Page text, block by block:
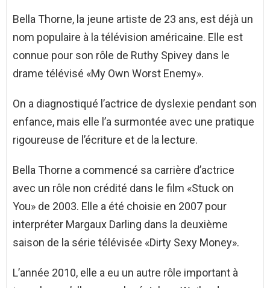
Bella Thorne, la jeune artiste de 23 ans, est déjà un
nom populaire à la télévision américaine. Elle est
connue pour son rôle de Ruthy Spivey dans le
drame télévisé «My Own Worst Enemy».
On a diagnostiqué l’actrice de dyslexie pendant son
enfance, mais elle l’a surmontée avec une pratique
rigoureuse de l’écriture et de la lecture.
Bella Thorne a commencé sa carrière d’actrice
avec un rôle non crédité dans le film «Stuck on
You» de 2003. Elle a été choisie en 2007 pour
interpréter Margaux Darling dans la deuxième
saison de la série télévisée «Dirty Sexy Money».
L’année 2010, elle a eu un autre rôle important à